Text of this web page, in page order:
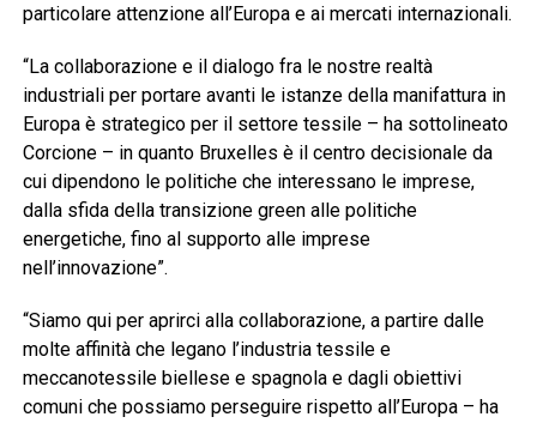
particolare attenzione all’Europa e ai mercati internazionali.
“La collaborazione e il dialogo fra le nostre realtà
industriali per portare avanti le istanze della manifattura in
Europa è strategico per il settore tessile – ha sottolineato
Corcione – in quanto Bruxelles è il centro decisionale da
cui dipendono le politiche che interessano le imprese,
dalla sfida della transizione green alle politiche
energetiche, fino al supporto alle imprese
nell’innovazione”.
“Siamo qui per aprirci alla collaborazione, a partire dalle
molte affinità che legano l’industria tessile e
meccanotessile biellese e spagnola e dagli obiettivi
comuni che possiamo perseguire rispetto all’Europa – ha